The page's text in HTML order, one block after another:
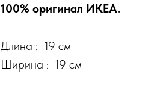
100% оригинал ИКЕА.
Длина : 19 см
Ширина : 19 см